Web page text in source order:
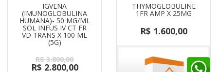
IGVENA
(IMUNOGLOBULINA
HUMANA)- 50 MG/ML
SOL INFUS IV CT FR
VD TRANS X 100 ML
(5G)
R$ 3.800,00
R$ 2.800,00
THYMOGLOBULINE
1FR AMP X 25MG
R$ 1.600,00